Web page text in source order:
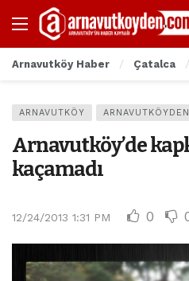
Arnavutköy Haber Çatalca
ARNAVUTKÖY
Arnavutköy’de
kaçamadı
12/24/2013 1:31 PM 0